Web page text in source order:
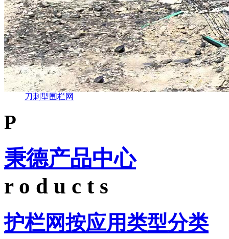
刀刺型围栏网
P
秉德产品中心
r o d u c t s
护栏网按应用类型分类